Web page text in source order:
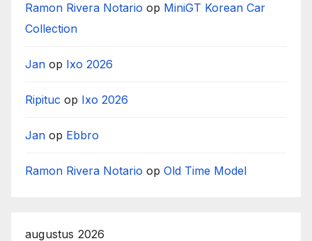
Ramon Rivera Notario op MiniGT Korean Car
Collection
Jan op Ixo 2026
Ripituc op Ixo 2026
Jan op Ebbro
Ramon Rivera Notario op Old Time Model
augustus 2026